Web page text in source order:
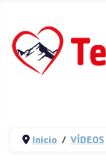
Inicio VÍDEOS